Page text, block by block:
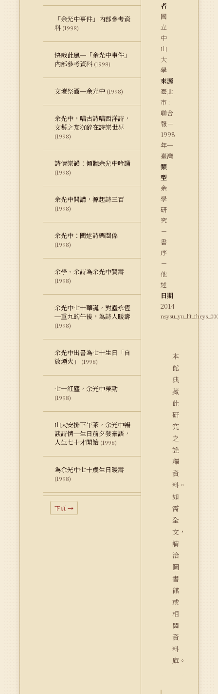
「余光中事件」內部參考資
料 (1998)
快哉此風─「余光中事件」
內部參考資料 (1998)
文壇祭酒─余光中 (1998)
余光中，唱古詩唱西洋詩，
文藝之友沉醉在詩樂世界
(1998)
詩情樂韻：傾聽余光中吟誦
(1998)
余光中開講，源起詩三百
(1998)
余光中：闡述詩樂關係
(1998)
余學、余詩為余光中賀壽
(1998)
余光中七十華誕，對壘永恆
─重九的午後，為詩人暖壽
(1998)
余光中出書為七十生日「自
放煙火」
(1998)
七十紅塵，余光中帶勁
(1998)
山大安排下午茶，余光中暢
談詩情─生日前夕發豪語，
人生七十才開始 (1998)
為余光中七十歲生日暖壽
(1998)
下頁 →
者
國
立
中
山
大
學
來源
臺北
市 :
聯合
報－
1998
年─
臺灣
類
型
余
學
研
究
－
書
序
－
他
述
日期
2014
本
館
典
藏
此
研
究
之
詮
釋
資
料。
如
需
全
文，
請
洽
圖
書
館
或
相
關
資
料
庫。